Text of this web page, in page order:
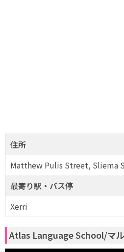
住所
Matthew Pulis Street, Sliema
最寄り駅・バス停
Xerri
Atlas Language School/マ